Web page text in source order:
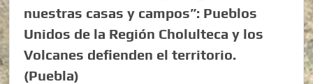
nuestras casas y campos”: Pueblos
Unidos de la Región Cholulteca y los
Volcanes defienden el territorio.
(Puebla)